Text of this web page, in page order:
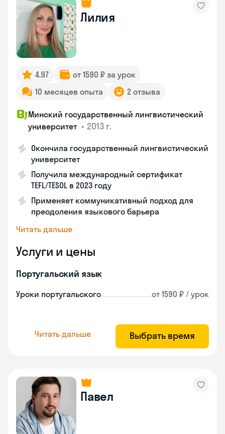
Лилия
4.97
от 1590 ₽ за урок
10 месяцев опыта
2 отзыва
Минский государственный лингвистический
университет • 2013 г.
Окончила государственный лингвистический
университет
Получила международный сертификат
TEFL/TESOL в 2023 году
Применяет коммуникативный подход для
преодоления языкового барьера
Читать дальше
Услуги и цены
Португальский язык
Уроки португальского от 1590 ₽ / урок
Читать дальше Выбрать время
Павел